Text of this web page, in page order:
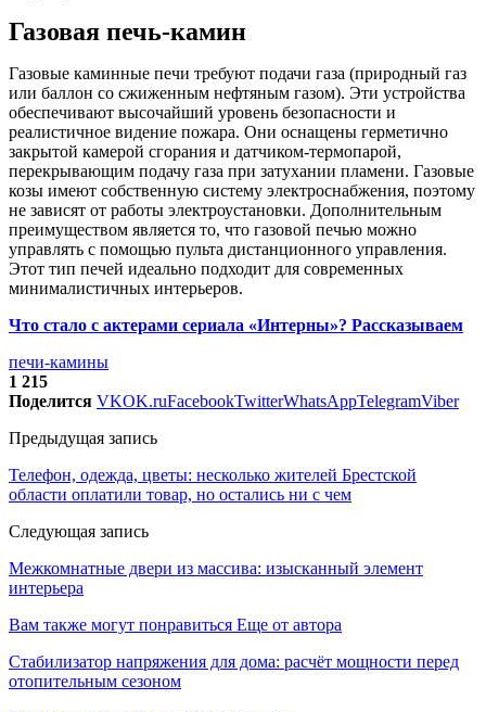
Газовая печь-камин
Газовые каминные печи требуют подачи газа (природный газ
или баллон со сжиженным нефтяным газом). Эти устройства
обеспечивают высочайший уровень безопасности и
реалистичное видение пожара. Они оснащены герметично
закрытой камерой сгорания и датчиком-термопарой,
перекрывающим подачу газа при затухании пламени. Газовые
козы имеют собственную систему электроснабжения, поэтому
не зависят от работы электроустановки. Дополнительным
преимуществом является то, что газовой печью можно
управлять с помощью пульта дистанционного управления.
Этот тип печей идеально подходит для современных
минималистичных интерьеров.
Что стало с актерами сериала «Интерны»? Рассказываем
печи-камины
1 215
Поделится VKOK.ruFacebookTwitterWhatsAppTelegramViber
Предыдущая запись
Телефон, одежда, цветы: несколько жителей Брестской
области оплатили товар, но остались ни с чем
Следующая запись
Межкомнатные двери из массива: изысканный элемент
интерьера
Вам также могут понравиться Еще от автора
Стабилизатор напряжения для дома: расчёт мощности перед
отопительным сезоном